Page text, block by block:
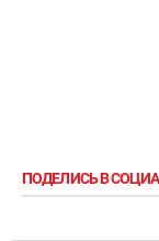
ПОДЕЛИСЬ В